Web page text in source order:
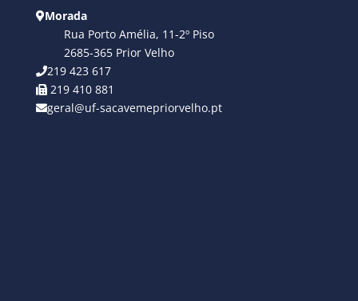
Morada
Rua Porto Amélia, 11-2º Piso
2685-365 Prior Velho
219 423 617
219 410 881
geral@uf-sacavemepriorvelho.pt